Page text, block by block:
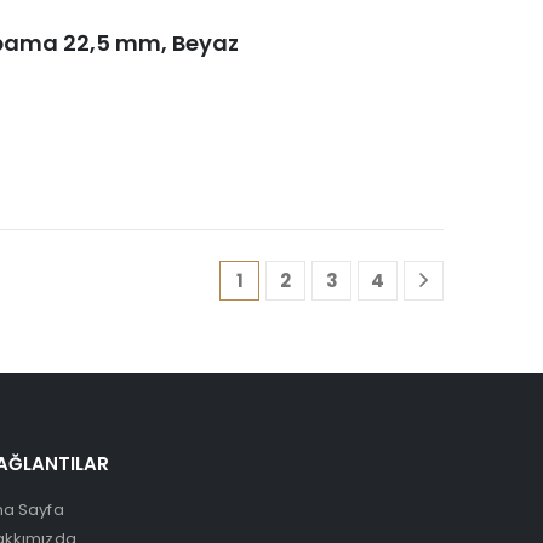
22,5 mm, Beyaz
1 2 3 4
Sayfa